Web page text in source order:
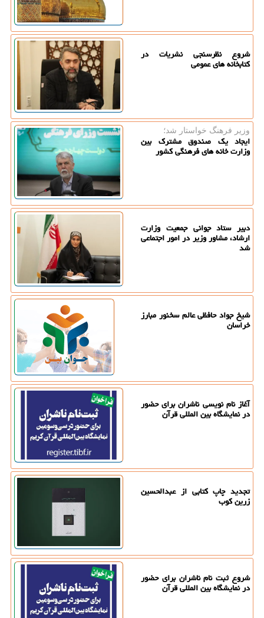
شروع نظرسنجی نشریات در
کتابخانه های عمومی
وزیر فرهنگ خواستار شد؛
ایجاد یک صندوق مشترک بین
وزارت خانه های فرهنگی کشور
دبیر ستاد جوانی جمعیت وزارت
ارشاد، مشاور وزیر در امور اجتماعی
شد
شیخ جواد حافظی عالم سخنور مبارز
خراسان
آغاز نام نویسی ناشران برای حضور
در نمایشگاه بین المللی قرآن
تجدید چاپ کتابی از عبدالحسین
زرین کوب
شروع ثبت نام ناشران برای حضور
در نمایشگاه بین المللی قرآن